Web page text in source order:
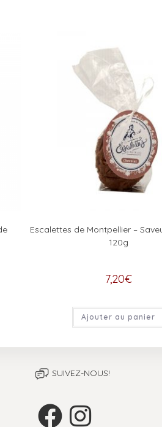
Escalettes de Montpellier –
120g
7,20€
Ajouter au panier
SUIVEZ-NOUS!